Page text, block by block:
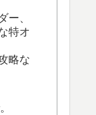
ー、
特オ
略な